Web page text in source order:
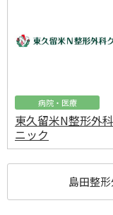
病院・医療
東久留米N整形外
ニック
島田整